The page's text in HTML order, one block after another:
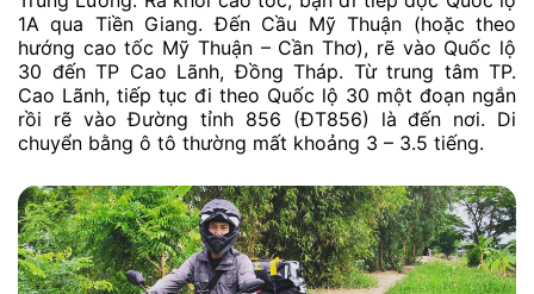
1A qua Tiền Giang. Đến Cầu Mỹ Thuận (hoặc theo
hướng cao tốc Mỹ Thuận – Cần Thơ), rẽ vào Quốc lộ
30 đến TP Cao Lãnh, Đồng Tháp. Từ trung tâm TP.
Cao Lãnh, tiếp tục đi theo Quốc lộ 30 một đoạn ngắn
rồi rẽ vào Đường tỉnh 856 (ĐT856) là đến nơi. Di
chuyển bằng ô tô thường mất khoảng 3 – 3.5 tiếng.